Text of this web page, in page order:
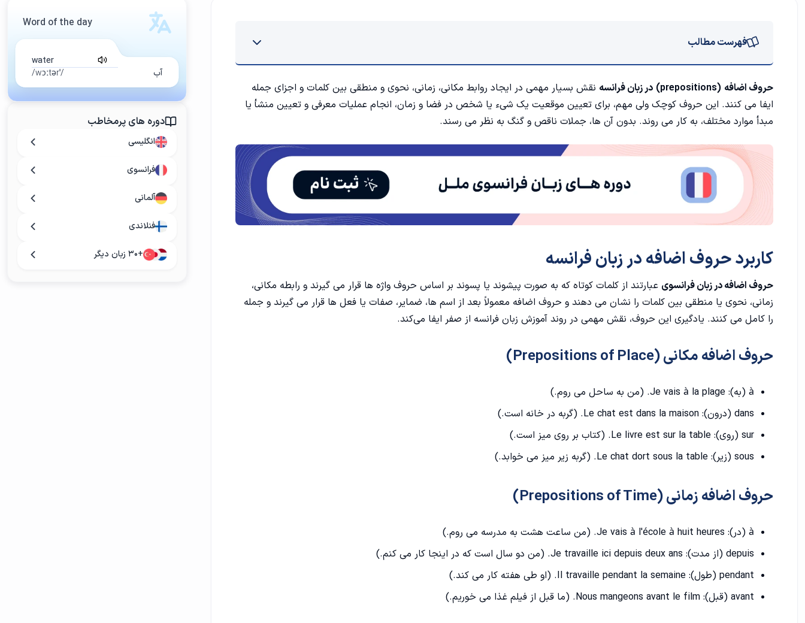
فهرست مطالب
کاربرد حروف اضافه در زبان فرانسه
حروف اضافه مکانی (Prepositions of Place)
حروف اضافه زمانی (Prepositions of Time)
حروف اضافه نحوی (Prepositions of Manner)
حروف اضافه تعلق (Prepositions of Possession)
انواع حرف اضافه در زبان فرانسوی
1. حروف اضافه مکانی
2. حروف اضافه زمانی
3. حروف اضافه تعلق
4. حروف اضافه انتقال
7. حرف اضافه مواد (Material)
8. حرف اضافه زمانی (Time)
9. حرف اضافه منصب (Occupation)
2. حرف اضافه زمانی (Time)
حرف اضافه وسایل نقلیه در فرانسه
حروف اضافه (prepositions) در زبان فرانسه نقش بسیار مهمی در ایجاد روابط مکانی، زمانی، نحوی و منطقی بین کلمات و اجزای جمله
ایفا می کنند. این حروف کوچک ولی مهم، برای تعیین موقعیت یک شیء یا شخص در فضا و زمان، انجام عملیات معرفی و تعیین منشأ یا
مبدأ موارد مختلف، به کار می روند. بدون آن ها، جملات ناقص و گنگ به نظر می رسند.
کاربرد حروف اضافه در زبان فرانسه
حروف اضافه در زبان فرانسوی عبارتند از کلمات کوتاه که به صورت پیشوند یا پسوند بر اساس حروف واژه ها قرار می گیرند و رابطه مکانی،
زمانی، نحوی یا منطقی بین کلمات را نشان می دهند و حروف اضافه معمولاً بعد از اسم ها، ضمایر، صفات یا فعل ها قرار می گیرند و جمله
را کامل می کنند. یادگیری این حروف، نقش مهمی در روند آموزش زبان فرانسه از صفر ایفا می‌کند.
حروف اضافه مکانی (Prepositions of Place)
à (به): Je vais à la plage. (من به ساحل می روم.)
dans (درون): Le chat est dans la maison. (گربه در خانه است.)
sur (روی): Le livre est sur la table. (کتاب بر روی میز است.)
sous (زیر): Le chat dort sous la table. (گربه زیر میز می خوابد.)
حروف اضافه زمانی (Prepositions of Time)
à (در): Je vais à l'école à huit heures. (من ساعت هشت به مدرسه می روم.)
depuis (از مدت): Je travaille ici depuis deux ans. (من دو سال است که در اینجا کار می کنم.)
pendant (طول): Il travaille pendant la semaine. (او طی هفته کار می کند.)
avant (قبل): Nous mangeons avant le film. (ما قبل از فیلم غذا می خوریم.)
Word of the day
water
آب
/ˈwɔːtər/
دوره های پرمخاطب
انگلیسی
فرانسوی
آلمانی
فنلاندی
+۳۰ زبان دیگر